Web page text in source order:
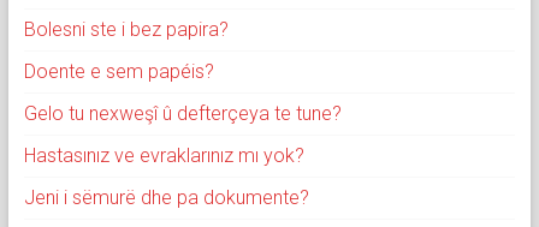
Bolesni ste i bez papira?
Doente e sem papéis?
Gelo tu nexweşî û defterçeya te tune?
Hastasınız ve evraklarınız mı yok?
Jeni i sëmurë dhe pa dokumente?